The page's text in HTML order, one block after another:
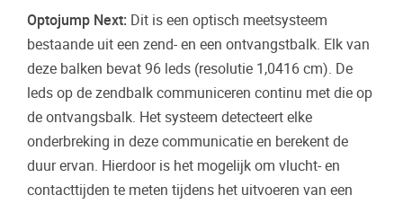
Optojump Next: Dit is een optisch meetsysteem
bestaande uit een zend- en een ontvangstbalk. Elk van
deze balken bevat 96 leds (resolutie 1,0416 cm). De
leds op de zendbalk communiceren continu met die op
de ontvangsbalk. Het systeem detecteert elke
onderbreking in deze communicatie en berekent de
duur ervan. Hierdoor is het mogelijk om vlucht- en
contacttijden te meten tijdens het uitvoeren van een